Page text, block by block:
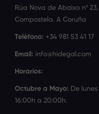
Rúa Nova de Abaixo nº
Compostela. A Coruña
Teléfono: +34 981 53 41 17
Email: info@hidegal.com
Horarios:
Octubre a Mayo: De
16:00h a 20:00h.